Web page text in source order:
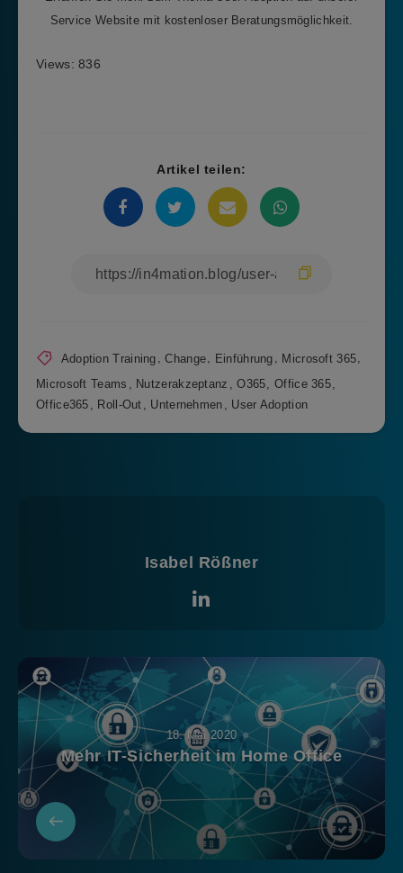
Service Website mit kostenloser Beratungsmöglichkeit.
Views: 836
Artikel teilen:
Adoption Training ,Change, Einführung , Microsoft 365,
Microsoft Teams , Nutzerakzeptanz ,O365,Office 365,
Office365 , Roll-Out , Unternehmen , User Adoption
Isabel Rößner
18. Mai 2020
Mehr IT-Sicherheit im Home Office